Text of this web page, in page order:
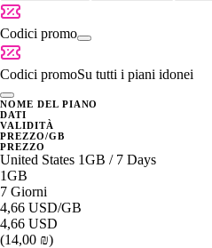
Codici promo
Codici promoSu tutti i piani idonei
NOME DEL PIANO
DATI
VALIDITÀ
PREZZO/GB
PREZZO
United States 1GB / 7 Days
1GB
7 Giorni
4,66 USD/GB
4,66 USD
(14,00 ₪)